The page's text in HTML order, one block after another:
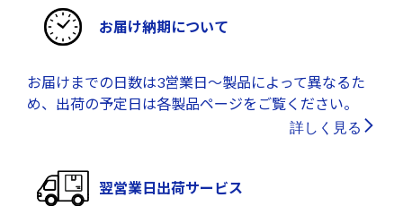
お届け納期について
お届けまでの日数は3営業日～製品によって異なるた
め、出荷の予定日は各製品ページをご覧ください。
詳しく見る
翌営業日出荷サービス